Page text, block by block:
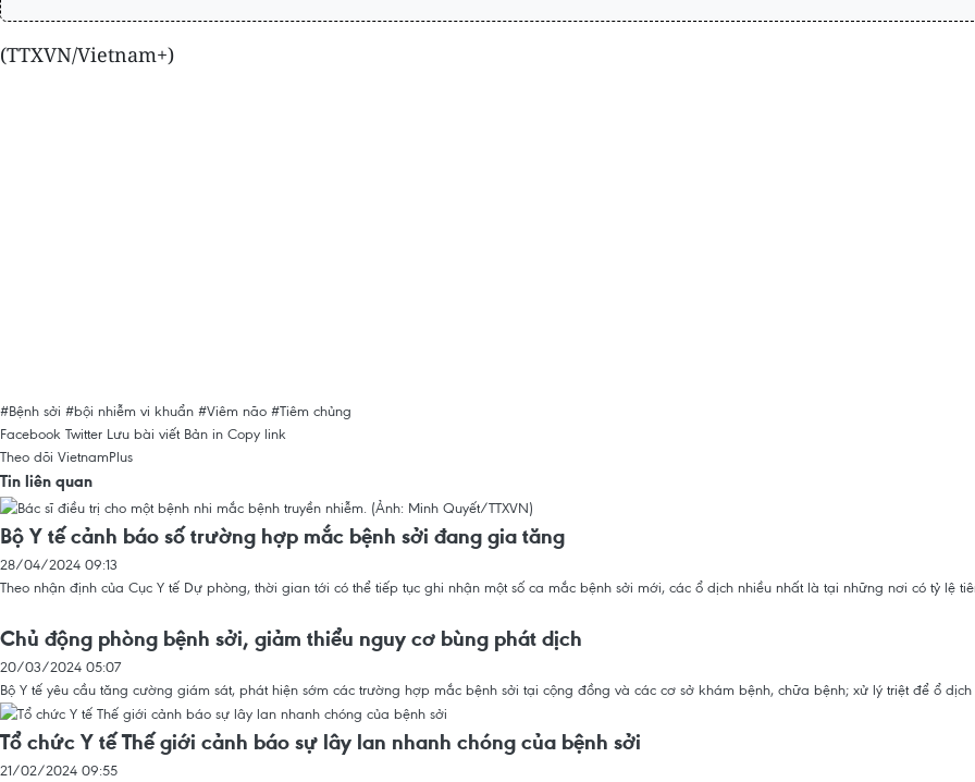
(TTXVN/Vietnam+)
#Bệnh sởi #bội nhiễm vi khuẩn #Viêm não #Tiêm chủng
Facebook Twitter Lưu bài viết Bản in Copy link
Theo dõi VietnamPlus
Tin liên quan
Bộ Y tế cảnh báo số trường hợp mắc bệnh sởi đang gia tăng
28/04/2024 09:13
Theo nhận định của Cục Y tế Dự phòng, thời gian tới có thể tiếp tục ghi nhận một số ca mắc bệnh sởi mới, các ổ dịch nhiều nhất là tại những nơi có tỷ lệ
Chủ động phòng bệnh sởi, giảm thiểu nguy cơ bùng phát dịch
20/03/2024 05:07
Bộ Y tế yêu cầu tăng cường giám sát, phát hiện sớm các trường hợp mắc bệnh sởi tại cộng đồng và các cơ sở khám bệnh, chữa bệnh; xử lý triệt để ổ
Tổ chức Y tế Thế giới cảnh báo sự lây lan nhanh chóng của bệnh sởi
21/02/2024 09:55